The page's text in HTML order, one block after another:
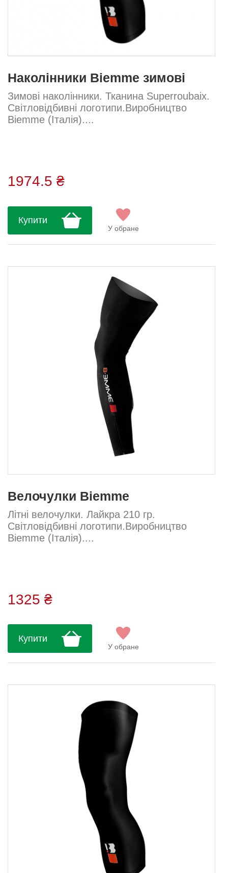
Наколінники Biemme зимові
Зимові наколінники. Тканина Superroubaix.
Світловідбивні логотипи.Виробництво
Biemme (Італія)....
1974.5 ₴
Купити
У обране
Велочулки Biemme
Літні велочулки. Лайкра 210 гр.
Світловідбивні логотипи.Виробництво
Biemme (Італія)....
1325 ₴
Купити
У обране